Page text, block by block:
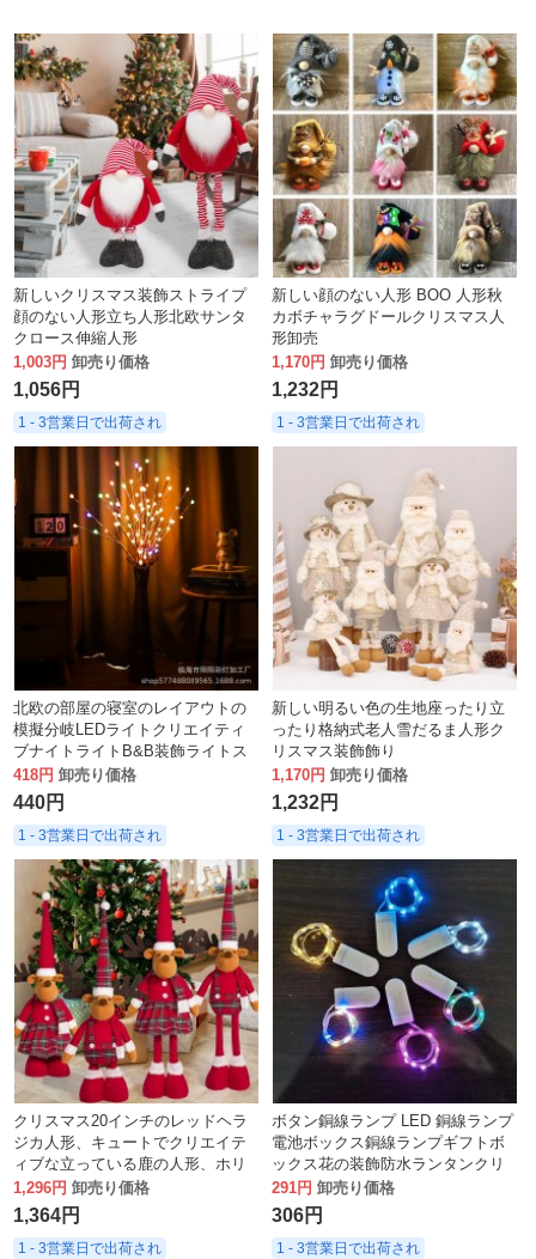
新しいクリスマス装飾ストライプ
顔のない人形立ち人形北欧サンタ
クロース伸縮人形
1,003円 卸売り価格
1,056円
1 - 3営業日で出荷され
新しい顔のない人形 BOO 人形秋
カボチャラグドールクリスマス人
形卸売
1,170円 卸売り価格
1,232円
1 - 3営業日で出荷され
北欧の部屋の寝室のレイアウトの
模擬分岐LEDライトクリエイティ
ブナイトライトB&B装飾ライトス
トリング
418円 卸売り価格
440円
1 - 3営業日で出荷され
新しい明るい色の生地座ったり立
ったり格納式老人雪だるま人形ク
リスマス装飾飾り
1,170円 卸売り価格
1,232円
1 - 3営業日で出荷され
クリスマス20インチのレッドヘラ
ジカ人形、キュートでクリエイテ
ィブな立っている鹿の人形、ホリ
デーデコレーションオーナメント
1,296円 卸売り価格
1,364円
1 - 3営業日で出荷され
ボタン銅線ランプ LED 銅線ランプ
電池ボックス銅線ランプギフトボ
ックス花の装飾防水ランタンクリ
スマス
291円 卸売り価格
306円
1 - 3営業日で出荷され